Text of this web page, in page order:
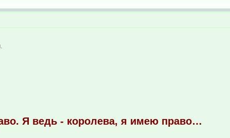
Я ведь - королева, я имею право…